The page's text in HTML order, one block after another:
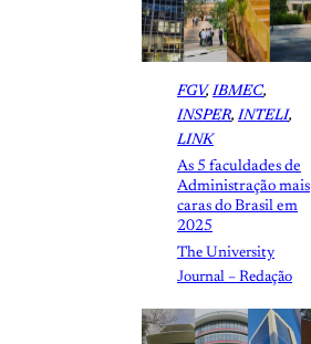
FGV, IBMEC
INSPER, INTELI
LINK
As 5 faculdades de
Administração mais
caras do Brasil em
2025
The University
Journal – Redação